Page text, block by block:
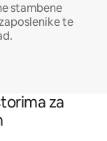
stambene
te
za